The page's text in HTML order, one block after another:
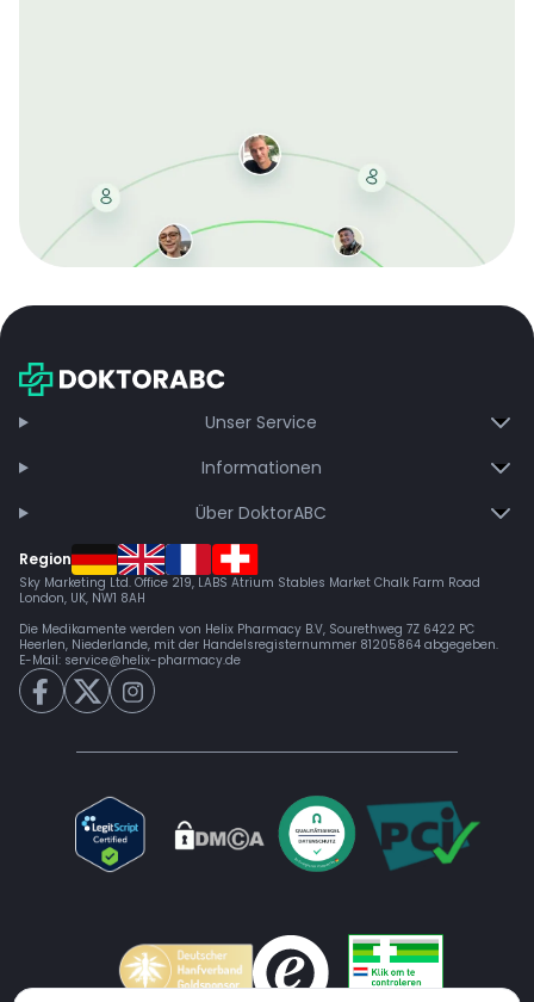
bei jeder Bestellung, erhalten schnelle Lieferung und
Unser Service
Informationen
Über DoktorABC
Region
Sky Marketing Ltd. Office 219, LABS Atrium Stables Market Chalk Farm Road
London, UK, NW1 8AH
Die Medikamente werden von Helix Pharmacy B.V, Sourethweg 7Z 6422 PC
Heerlen, Niederlande, mit der Handelsregisternummer 81205864 abgegeben.
E-Mail: service@helix-pharmacy.de